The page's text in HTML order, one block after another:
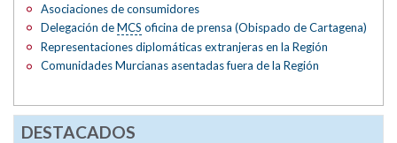
Asociaciones de consumidores
Delegación deMCS oficina de prensa (Obispado de Cartagena)
Representaciones diplomáticas extranjeras en la Región
Comunidades Murcianas asentadas fuera de la Región
DESTACADOS